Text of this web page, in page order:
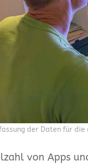
der Daten für
von Apps